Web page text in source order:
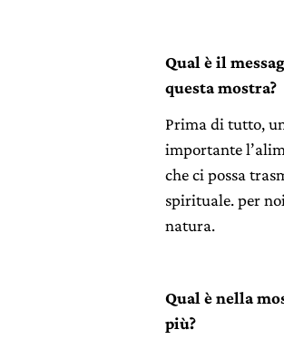
Qual è il
questa mostra?
Prima di tutto,
importante
che ci possa
spirituale. per
natura.
Qual è nella
più?